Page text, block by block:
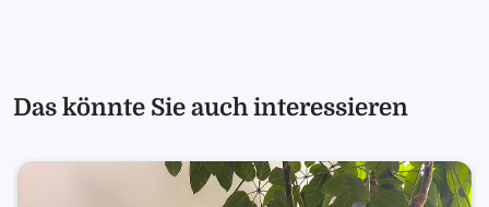
Das könnte Sie auch interessieren